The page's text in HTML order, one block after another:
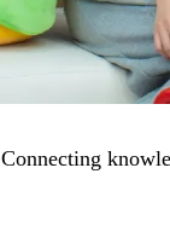
Connecting